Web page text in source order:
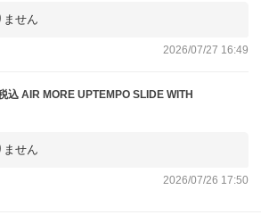
ません
2026/07/27 16:49
AIR MORE UPTEMPO SLIDE WITH
ません
2026/07/26 17:50